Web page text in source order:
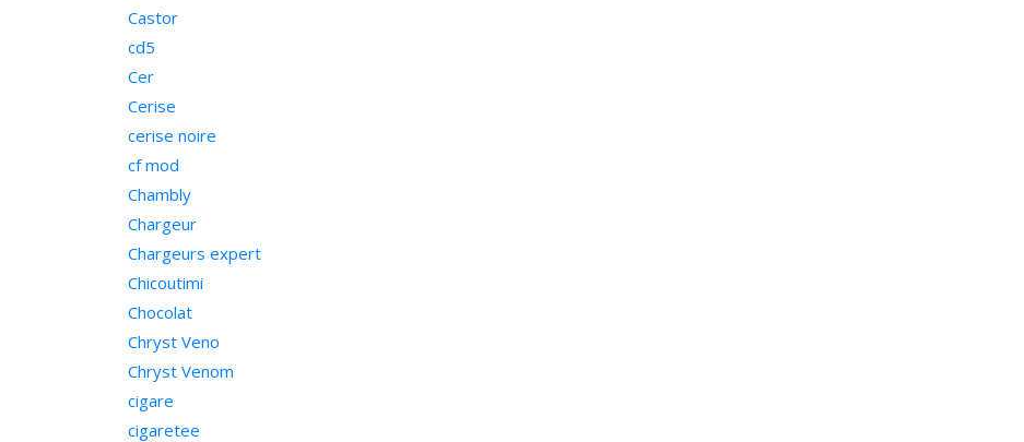
Castor
cd5
Cer
Cerise
cerise noire
cf mod
Chambly
Chargeur
Chargeurs expert
Chicoutimi
Chocolat
Chryst Veno
Chryst Venom
cigare
cigaretee